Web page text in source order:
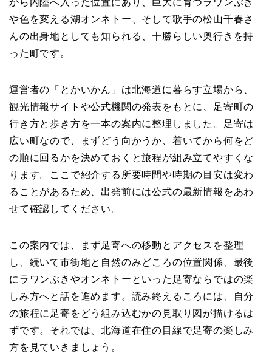
から内陸へ入った位置にあり、巨大に育つラワンぶき
や色を変える湖オンネトー、そして歌手の松山千春さ
んの出身地としても知られる、十勝らしい奥行きを持
った町です。
運営者の「とかいかん」は北海道に暮らす立場から、
観光情報サイトや公式機関の発表をもとに、足寄町の
行き方と歩き方を一本の案内に整理しました。足寄は
広い町なので、まずどう向かうか、着いてから何をど
の順に回るかを決めておくと旅程が組み立てやすくな
ります。ここで紹介する所要時間や時期の目安は変わ
ることがあるため、出発前には公式の最新情報をあわ
せて確認してください。
この案内では、まず足寄への移動とアクセスを整理
し、続いて市街地と自然のみどころの位置関係、最後
にラワンぶきやオンネトーといった足寄ならではの楽
しみ方へと話を進めます。読み終えるころには、自分
の旅程に足寄をどう組み込むかの見取り図が描けるは
ずです。それでは、北海道在住の目線で足寄の楽しみ
方を見ていきましょう。